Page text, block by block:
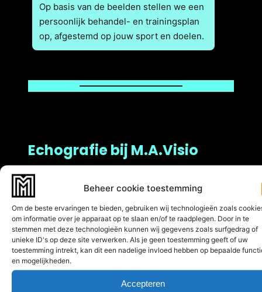
Beheer cookie toestemming
Om de beste ervaringen te bieden, gebruiken wij technologieën zoals
om informatie over je apparaat op te slaan en/of te raadplegen. Door in te
stemmen met deze technologieën kunnen wij gegevens zoals surfgedrag of
unieke ID's op deze site verwerken. Als je geen toestemming geeft of uw
toestemming intrekt, kan dit een nadelige invloed hebben op bepaalde
en mogelijkheden.
Accepteren
Op basis van de beelden stellen we een
persoonlijk behandel- en trainingsplan
op, afgestemd op jouw sport en doelen.
Echografie bij M.A.Visio
Welke klachten
onderzoeken we
met echografie?